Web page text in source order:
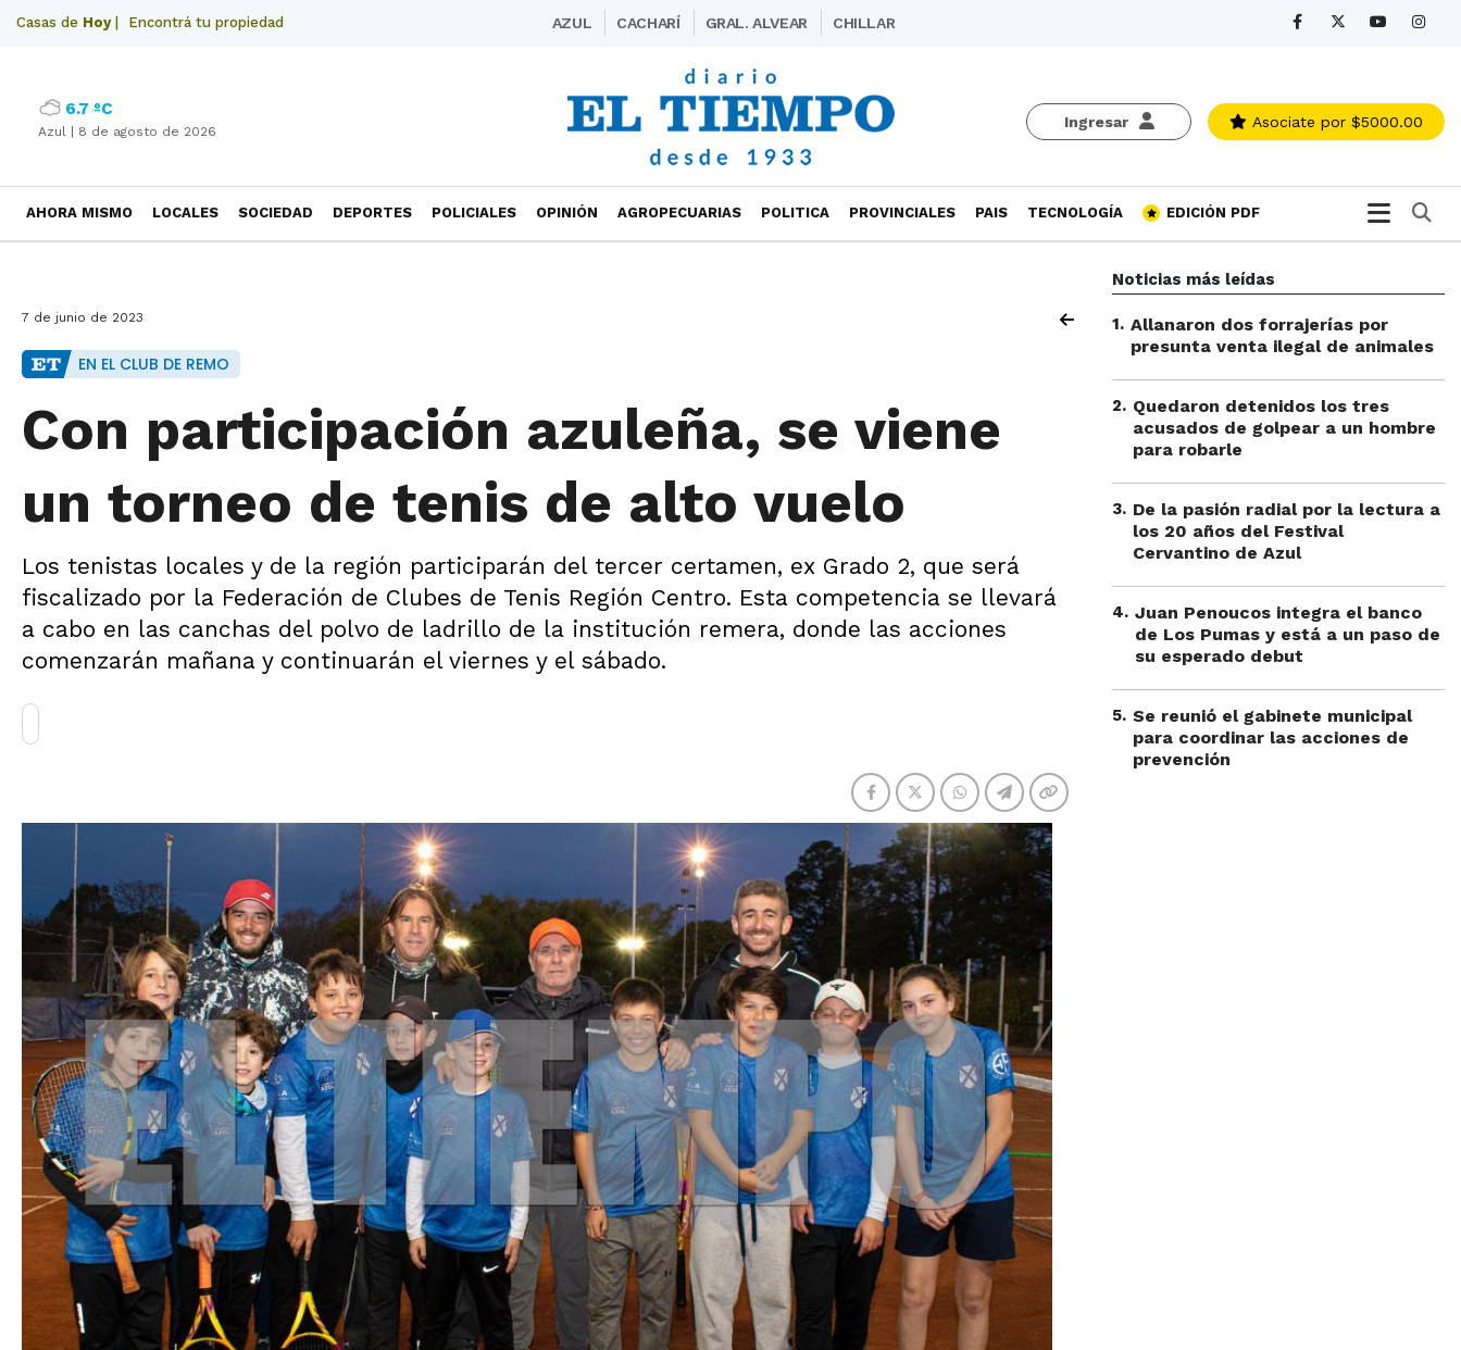
Casas de Hoy| Encontrá tu propiedad AZUL CACHARÍ GRAL. ALVEAR CHILLAR
Ingresar Asociate por $5000.00
6.7 ºC
Azul | 8 de agosto de 2026
AHORA MISMO LOCALES SOCIEDAD DEPORTES POLICIALES OPINIÓN AGROPECUARIAS POLITICA PROVINCIALES PAIS TECNOLOGÍA EDICIÓN PDF
7 de junio de 2023
EN EL CLUB DE REMO
Con participación azuleña, se viene
un torneo de tenis de alto vuelo
Los tenistas locales y de la región participarán del tercer certamen, ex Grado 2, que será
fiscalizado por la Federación de Clubes de Tenis Región Centro. Esta competencia se llevará
a cabo en las canchas del polvo de ladrillo de la institución remera, donde las acciones
comenzarán mañana y continuarán el viernes y el sábado.
Noticias más leídas
1. Allanaron dos forrajerías por
presunta venta ilegal de animales
2. Quedaron detenidos los tres
acusados de golpear a un hombre
para robarle
3. De la pasión radial por la lectura a
los 20 años del Festival
Cervantino de Azul
4. Juan Penoucos integra el banco
de Los Pumas y está a un paso de
su esperado debut
5. Se reunió el gabinete municipal
para coordinar las acciones de
prevención